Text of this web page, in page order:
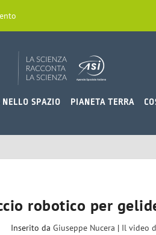
SPAZIO PIANETA TERRA
robotico per
Inserito da Giuseppe Nucera | Il video